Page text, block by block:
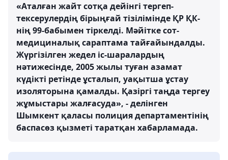
«Аталған жайт сотқа дейінгі тергеп-
тексерулердің бірыңғай тізілімінде ҚР ҚК-
нің 99-бабымен тіркелді. Мәйітке сот-
медициналық сараптама тайғайындалды.
Жүргізілген жедел іс-шаралардың
нәтижесінде, 2005 жылы туған азамат
күдікті ретінде ұсталып, уақытша ұстау
изоляторына қамалды. Қазіргі таңда тергеу
жұмыстары жалғасуда», - делінген
Шымкент қаласы полиция департаментінің
баспасөз қызметі таратқан хабарламада.